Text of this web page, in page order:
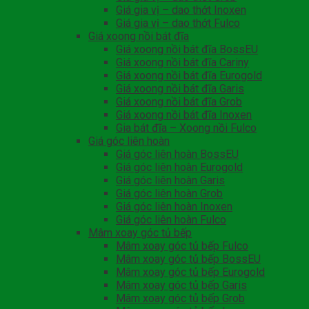
Giá gia vị – dao thớt Inoxen
Giá gia vị – dao thớt Fulco
Giá xoong nồi bát đĩa
Giá xoong nồi bát đĩa BossEU
Giá xoong nồi bát đĩa Cariny
Giá xoong nồi bát đĩa Eurogold
Giá xoong nồi bát đĩa Garis
Giá xoong nồi bát đĩa Grob
Giá xoong nồi bát đĩa Inoxen
Gia bát đĩa – Xoong nồi Fulco
Giá góc liên hoàn
Giá góc liên hoàn BossEU
Giá góc liên hoàn Eurogold
Giá góc liên hoàn Garis
Giá góc liên hoàn Grob
Giá góc liên hoàn Inoxen
Giá góc liên hoàn Fulco
Mâm xoay góc tủ bếp
Mâm xoay góc tủ bếp Fulco
Mâm xoay góc tủ bếp BossEU
Mâm xoay góc tủ bếp Eurogold
Mâm xoay góc tủ bếp Garis
Mâm xoay góc tủ bếp Grob